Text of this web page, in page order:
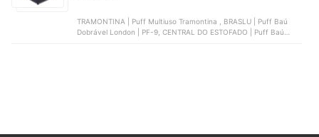
TRAMONTINA | Puff Multiuso Tramontina , BRASLU | Puff Baú
Dobrável London | PF-9, CENTRAL DO ESTOFADO | Puff Baú